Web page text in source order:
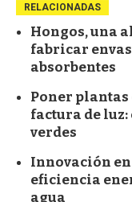
RELACIONADAS
Hongos, una
fabricar
absorbentes
Poner plantas
factura de
verdes
Innovación
eficiencia
agua